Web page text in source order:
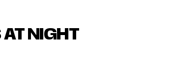
AT NIGHT